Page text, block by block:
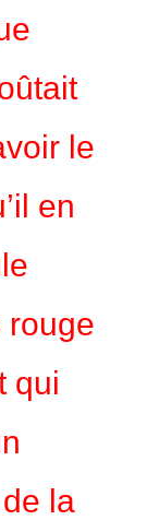
le
en
rouge
qui
la